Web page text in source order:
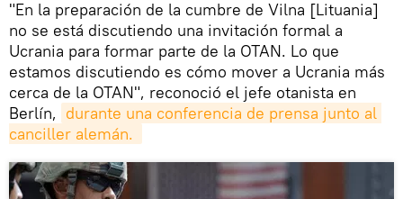
"En la preparación de la cumbre de Vilna [Lituania]
no se está discutiendo una invitación formal a
Ucrania para formar parte de la OTAN. Lo que
estamos discutiendo es cómo mover a Ucrania más
cerca de la OTAN", reconoció el jefe otanista en
Berlín, durante una conferencia de prensa junto al
canciller alemán.